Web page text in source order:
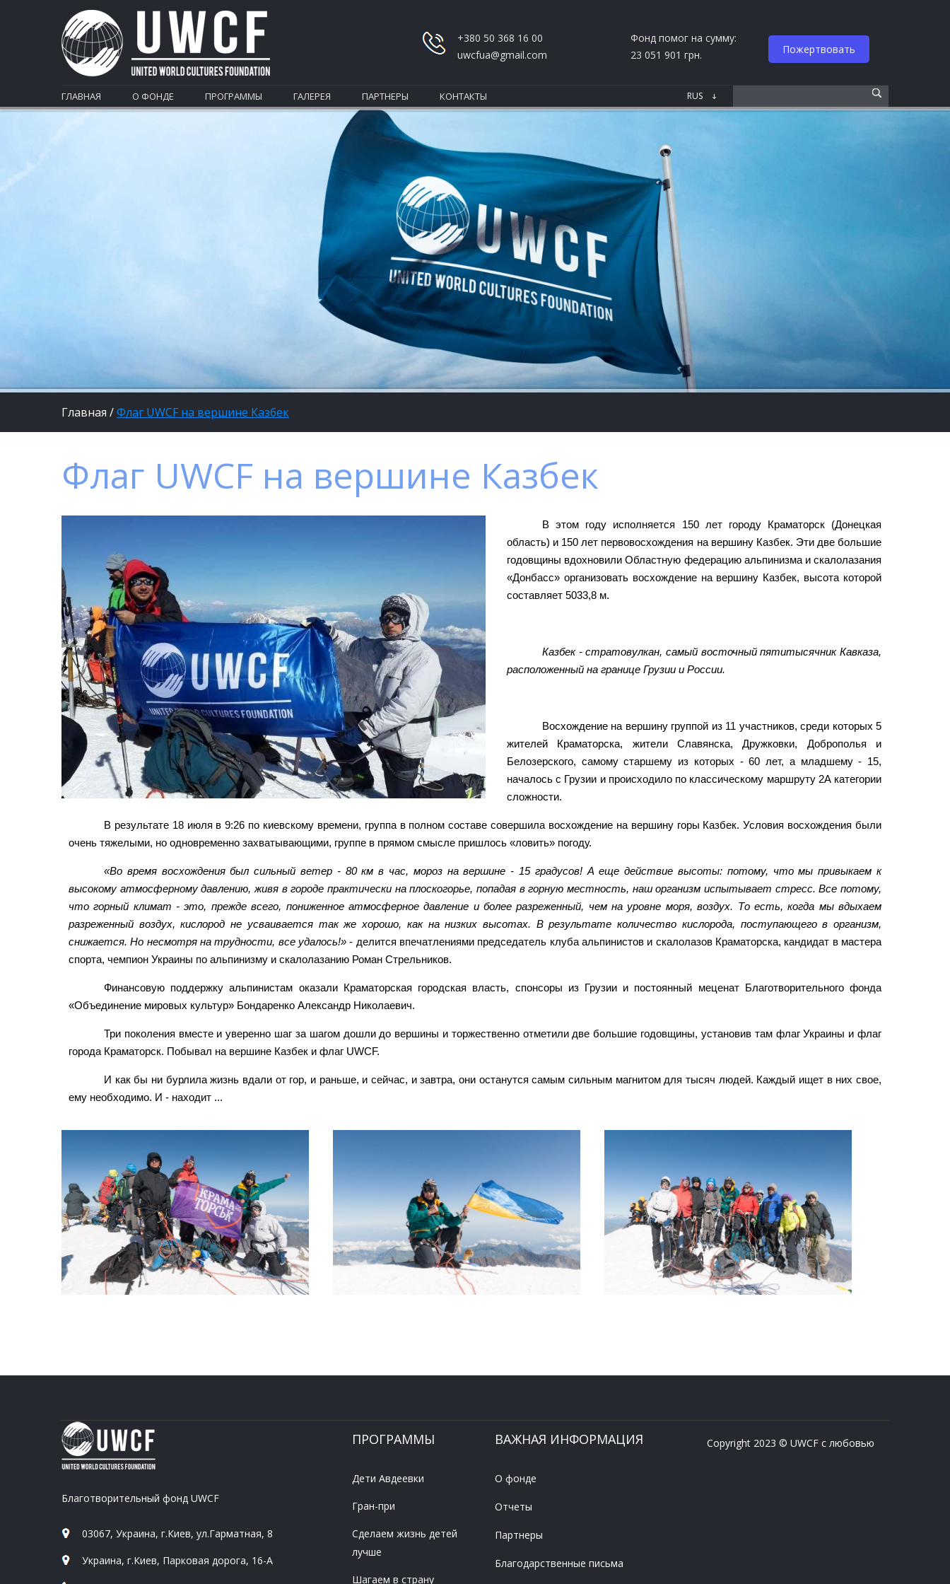
+380 50 368 16 00
uwcfua@gmail.com
Фонд помог на сумму:
23 051 901 грн.
Пожертвовать
ГЛАВНАЯ О ФОНДЕ ПРОГРАММЫ ГАЛЕРЕЯ ПАРТНЕРЫ КОНТАКТЫ
Главная /Флаг UWCF на вершине Казбек
Флаг UWCF на вершине Казбек
В этом году исполняется 150 лет городу Краматорск (Донецкая
область) и 150 лет первовосхождения на вершину Казбек. Эти две большие
годовщины вдохновили Областную федерацию альпинизма и скалолазания
«Донбасс» организовать восхождение на вершину Казбек, высота которой
составляет 5033,8 м.
Казбек - стратовулкан, самый восточный пятитысячник Кавказа,
расположенный на границе Грузии и России.
Восхождение на вершину группой из 11 участников, среди которых 5
жителей Краматорска, жители Славянска, Дружковки, Доброполья и
Белозерского, самому старшему из которых - 60 лет, а младшему - 15,
началось с Грузии и происходило по классическому маршруту 2А категории
сложности.
В результате 18 июля в 9:26 по киевскому времени, группа в полном составе совершила восхождение на вершину горы Казбек. Условия восхождения были
очень тяжелыми, но одновременно захватывающими, группе в прямом смысле пришлось «ловить» погоду.
«Во время восхождения был сильный ветер - 80 км в час, мороз на вершине - 15 градусов! А еще действие высоты: потому, что мы привыкаем к
высокому атмосферному давлению, живя в городе практически на плоскогорье, попадая в горную местность, наш организм испытывает стресс. Все потому,
что горный климат - это, прежде всего, пониженное атмосферное давление и более разреженный, чем на уровне моря, воздух. То есть, когда мы вдыхаем
разреженный воздух, кислород не усваивается так же хорошо, как на низких высотах. В результате количество кислорода, поступающего в организм,
снижается. Но несмотря на трудности, все удалось!» - делится впечатлениями председатель клуба альпинистов и скалолазов Краматорска, кандидат в мастера
спорта, чемпион Украины по альпинизму и скалолазанию Роман Стрельников.
Финансовую поддержку альпинистам оказали Краматорская городская власть, спонсоры из Грузии и постоянный меценат Благотворительного фонда
«Объединение мировых культур» Бондаренко Александр Николаевич.
Три поколения вместе и уверенно шаг за шагом дошли до вершины и торжественно отметили две большие годовщины, установив там флаг Украины и флаг
города Краматорск. Побывал на вершине Казбек и флаг UWCF.
И как бы ни бурлила жизнь вдали от гор, и раньше, и сейчас, и завтра, они останутся самым сильным магнитом для тысяч людей. Каждый ищет в них свое,
ему необходимо. И - находит ...
Благотворительный фонд UWCF
03067, Украина, г.Киев, ул.Гарматная, 8
Украина, г.Киев, Парковая дорога, 16-А
ПРОГРАММЫ
Дети Авдеевки
Гран-при
Сделаем жизнь детей
лучше
Шагаем в страну
ВАЖНАЯ ИНФОРМАЦИЯ
О фонде
Отчеты
Партнеры
Благодарственные письма
Copyright 2023 © UWCF с любовью